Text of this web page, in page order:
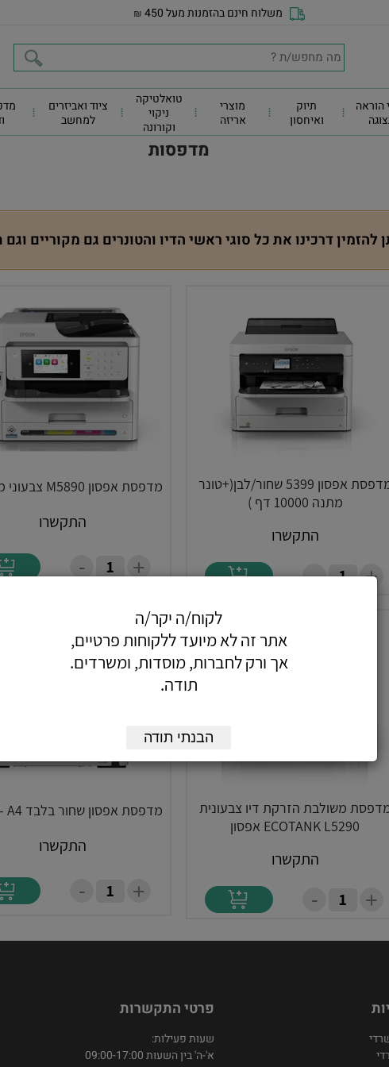
משלוח חינם בהזמנות מעל 450 ₪
הוראה
תיוק
ואיחסון
מוצרי
אריזה
טואלטיקה
ניקוי
וקורונה
ציוד ואביזרים
למחשב
מדפסות
להזמין דרכינו את כל סוגי ראשי הדיו והטונרים גם מקוריים
מדפסת אפסון 5399 שחור/לבן(+טונר
מתנה 10000 דף )
התקשרו
+
-
מדפסת אפסון M5890 צבעוני משולבת
התקשרו
+
-
משולבת הזרקת דיו צבעונית
ECOTANK L5290 אפסון
התקשרו
+
-
מדפסת אפסון שחור בלבד M1170- A4
התקשרו
+
-
פרטי התקשרות
שעות פעילות:
א'-ה' בין השעות 09:00-17:00
לקוח/ה יקר/ה
אתר זה לא מיועד ללקוחות פרטיים,
אך ורק לחברות, מוסדות, ומשרדים.
תודה.
הבנתי תודה